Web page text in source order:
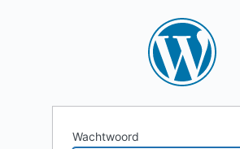
Wachtwoord